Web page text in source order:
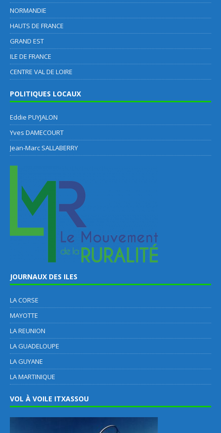
NORMANDIE
HAUTS DE FRANCE
GRAND EST
ILE DE FRANCE
CENTRE VAL DE LOIRE
POLITIQUES LOCAUX
Eddie PUYJALON
Yves DAMECOURT
Jean-Marc SALLABERRY
JOURNAUX DES ILES
LA CORSE
MAYOTTE
LA REUNION
LA GUADELOUPE
LA GUYANE
LA MARTINIQUE
VOL À VOILE ITXASSOU